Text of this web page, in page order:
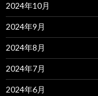
2024年10月
2024年9月
2024年8月
2024年7月
2024年6月